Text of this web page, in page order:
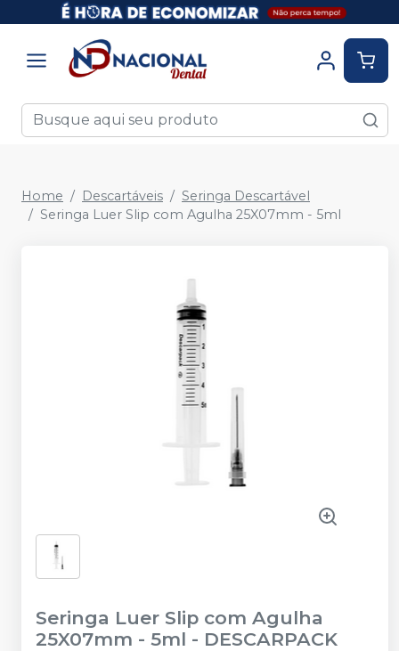
Home Descartáveis
Seringa Descartável
Seringa Luer Slip com Agulha 25X07mm - 5ml
Seringa Luer Slip com Agulha
25X07mm - 5ml - DESCARPACK